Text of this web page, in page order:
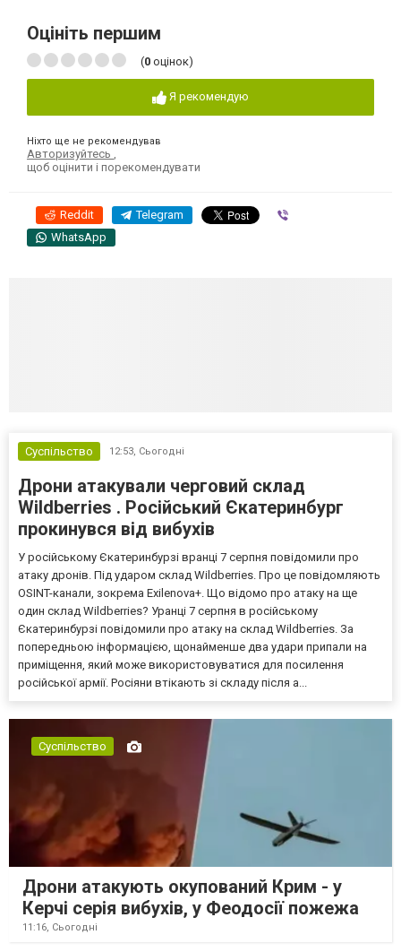
Оцініть першим
(0 оцінок)
Я рекомендую
Ніхто ще не рекомендував
Авторизуйтесь ,
щоб оцінити і порекомендувати
Reddit Telegram
WhatsApp
Суспільство 12:53, Сьогодні
Дрони атакували черговий склад
Wildberries . Російський Єкатеринбург
прокинувся від вибухів
У російському Єкатеринбурзі вранці 7 серпня повідомили про
атаку дронів. Під ударом склад Wildberries. Про це повідомляють
OSINT-канали, зокрема Exilenova+. Що відомо про атаку на ще
один склад Wildberries? Уранці 7 серпня в російському
Єкатеринбурзі повідомили про атаку на склад Wildberries. За
попередньою інформацією, щонайменше два удари припали на
приміщення, який може використовуватися для посилення
російської армії. Росіяни втікають зі складу після а...
Суспільство
Дрони атакують окупований Крим - у
Керчі серія вибухів, у Феодосії пожежа
11:16, Сьогодні